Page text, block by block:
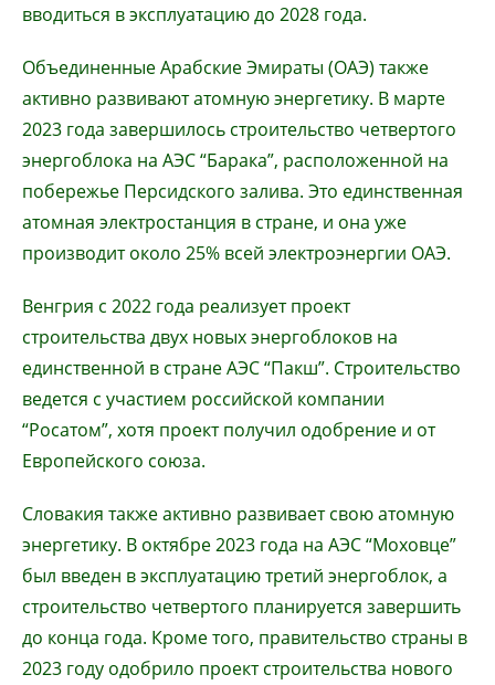
вводиться в эксплуатацию до 2028 года.
Объединенные Арабские Эмираты (ОАЭ) также
активно развивают атомную энергетику. В марте
2023 года завершилось строительство четвертого
энергоблока на АЭС “Барака”, расположенной на
побережье Персидского залива. Это единственная
атомная электростанция в стране, и она уже
производит около 25% всей электроэнергии ОАЭ.
Венгрия с 2022 года реализует проект
строительства двух новых энергоблоков на
единственной в стране АЭС “Пакш”. Строительство
ведется с участием российской компании
“Росатом”, хотя проект получил одобрение и от
Европейского союза.
Словакия также активно развивает свою атомную
энергетику. В октябре 2023 года на АЭС “Моховце”
был введен в эксплуатацию третий энергоблок, а
строительство четвертого планируется завершить
до конца года. Кроме того, правительство страны в
2023 году одобрило проект строительства нового